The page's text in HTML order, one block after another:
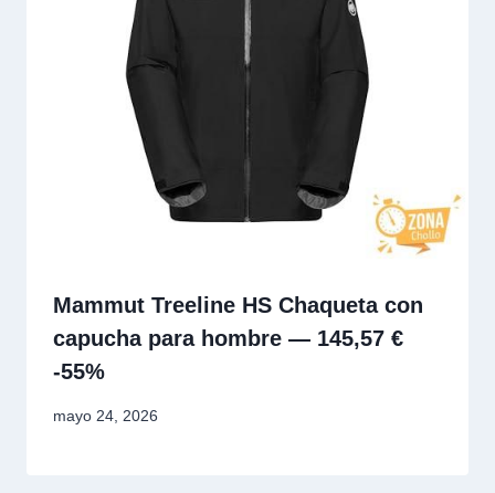
Mammut Treeline HS Chaqueta con
capucha para hombre — 145,57 €
-55%
mayo 24, 2026